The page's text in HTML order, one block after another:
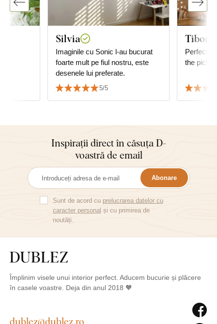
Silvia
Imaginile cu Sonic l-au bucurat
foarte mult pe fiul nostru, este
desenele lui preferate.
5/5
Perfect,
the
Inspirații direct în căsuța D-
voastră de email
Abonare
Sunt de acord cu prelucrarea datelor cu
caracter personal și cu primirea de
noutăți.
Împlinim visele unui interior perfect. Aducem bucurie și plăcere
în casele voastre. Deja din anul 2018 🧡
dublez@dublez.ro